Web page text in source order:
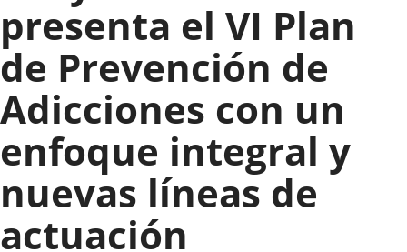
presenta el VI Plan
de Prevención de
Adicciones con un
enfoque integral y
nuevas líneas de
actuación